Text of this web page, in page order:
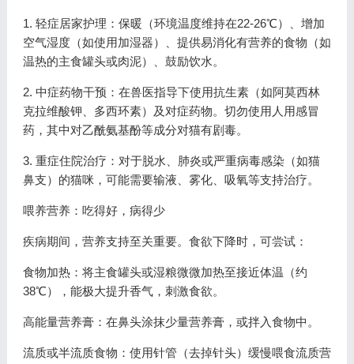
1. 轻症居家护理：保暖（环境温度维持在22-26℃）、增加
空气湿度（如使用加湿器）、提供易消化有营养的食物（如
温热的主食罐头或肉泥）、鼓励饮水。
2. 中症药物干预：在兽医指导下使用抗生素（如阿莫西林
克拉维酸钾、多西环素）及对症药物。切勿使用人用感冒
药，其中对乙酰氨基酚等成分对猫有剧毒。
3. 重症住院治疗：对于脱水、肺炎或严重病毒感染（如猫
鼻支）的猫咪，可能需要输液、雾化、吸氧等支持治疗。
喂养营养：吃得好，病得少
疾病期间，营养支持至关重要。食欲下降时，可尝试：
食物加热：将主食罐头或湿粮微微加热至接近体温（约
38℃），能极大提升香气，刺激食欲。
高能量营养膏：在鼻头涂抹少量营养膏，或拌入食物中。
流质或半流质食物：使用针管（去掉针头）缓慢喂食流质营